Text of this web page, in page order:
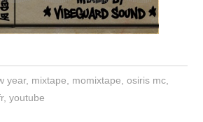
year, mixtape momixtape osiris mc,
,youtube